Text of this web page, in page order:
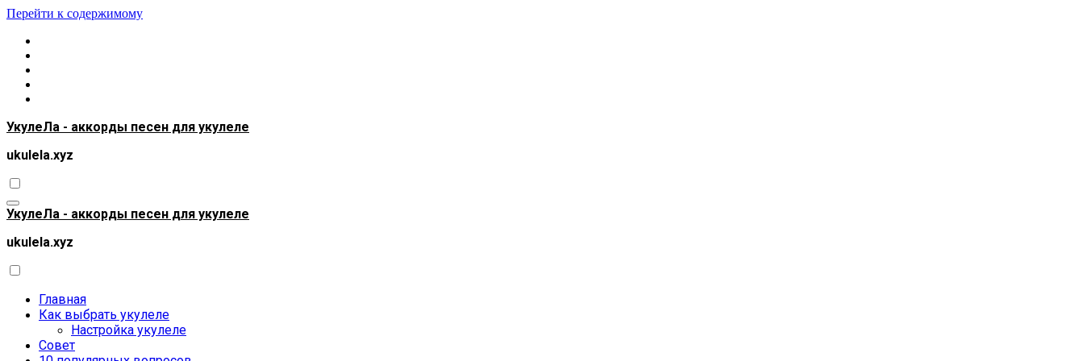
Перейти к содержимому
УкулеЛа - аккорды песен для укулеле
ukulela.xyz
УкулеЛа - аккорды песен для укулеле
ukulela.xyz
Главная
Как выбрать укулеле
Настройка укулеле
Совет